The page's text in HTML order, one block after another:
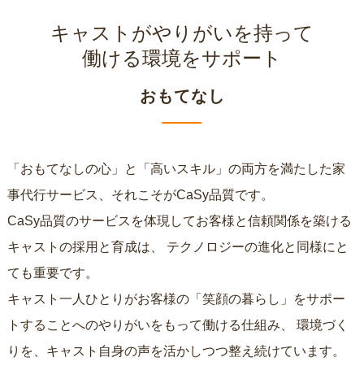
キャストがやりがいを持って
働ける環境をサポート
おもてなし
「おもてなしの心」と「高いスキル」の両方を満たした家
事代行サービス、それこそがCaSy品質です。
CaSy品質のサービスを体現してお客様と信頼関係を築ける
キャストの採用と育成は、
ても重要です。
キャスト一人ひとりがお客様の「笑顔の暮らし」をサポー
トすることへのやりがいをもって働ける仕組み、
りを、キャスト自身の声を活かしつつ整え続けています。